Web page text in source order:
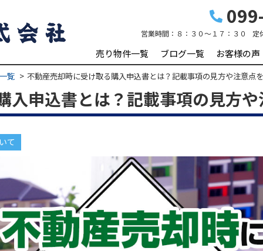
営業時間： ８：３０～１７：３０ 定
売り物件一覧 ブログ一覧 お客様の声
覧 不動産売却時に受け取る購入申込書とは？記載事項の見方や注意点
入申込書とは？記載事項の見方
て